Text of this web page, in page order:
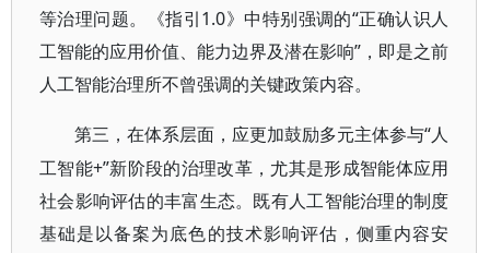
等治理问题。《指引1.0》中特别强调的“正确认识人
工智能的应用价值、能力边界及潜在影响”，即是之前
人工智能治理所不曾强调的关键政策内容。
第三，在体系层面，应更加鼓励多元主体参与“人
工智能+”新阶段的治理改革，尤其是形成智能体应用
社会影响评估的丰富生态。既有人工智能治理的制度
基础是以备案为底色的技术影响评估，侧重内容安